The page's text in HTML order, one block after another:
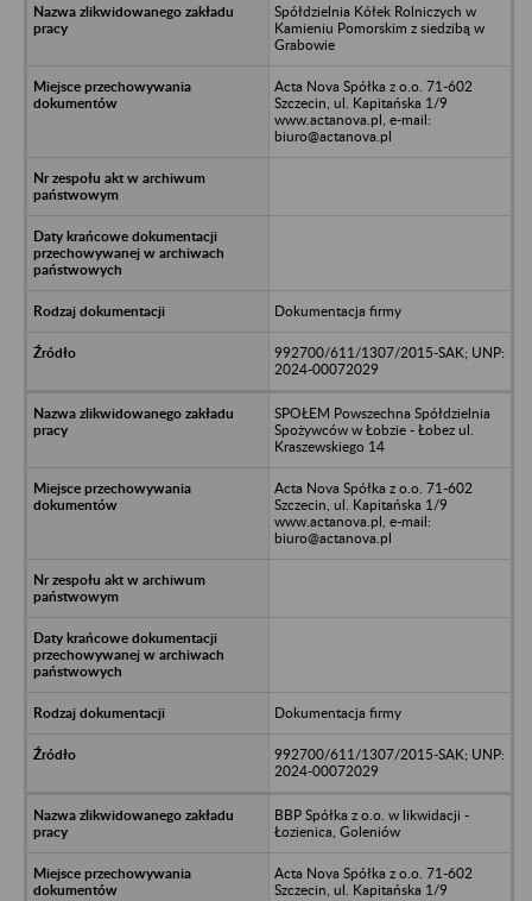
Spółdzielnia Kółek Rolniczych w
Kamieniu Pomorskim z siedzibą w
Grabowie
Acta Nova Spółka z o.o. 71-602
Szczecin, ul. Kapitańska 1/9
www.actanova.pl, e-mail:
biuro@actanova.pl
Dokumentacja firmy
992700/611/1307/2015-SAK; UNP:
2024-00072029
SPOŁEM Powszechna Spółdzielnia
Spożywców w Łobzie - Łobez ul.
Kraszewskiego 14
Acta Nova Spółka z o.o. 71-602
Szczecin, ul. Kapitańska 1/9
www.actanova.pl, e-mail:
biuro@actanova.pl
Dokumentacja firmy
992700/611/1307/2015-SAK; UNP:
2024-00072029
BBP Spółka z o.o. w likwidacji -
Łozienica, Goleniów
Acta Nova Spółka z o.o. 71-602
Szczecin, ul. Kapitańska 1/9